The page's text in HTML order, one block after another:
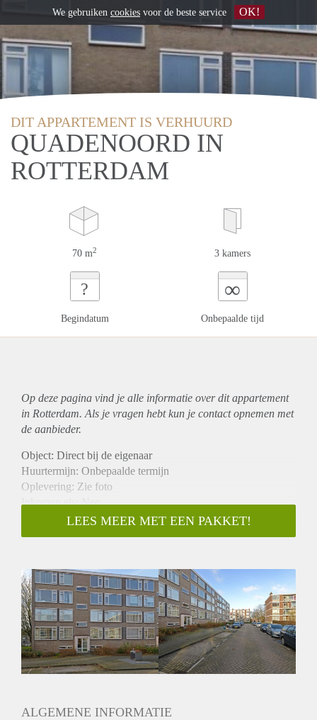
DIT APPARTEMENT IS VERHUURD
QUADENOORD IN
ROTTERDAM
70 m2 3 kamers
?
Begindatum
∞
Onbepaalde tijd
Op deze pagina vind je alle informatie over ditappartement
in Rotterdam. Als je vragen hebt kun je contact opnemen met
de aanbieder.
Object: Direct bij de eigenaar
Huurtermijn: Onbepaalde termijn
Oplevering: Zie foto
Inkomen eis: Nee
Garantiestelling mogelijk: Nee
Borg: 1 Maand
Huisdieren toegestaan: Afhankelijk van de Eigenaar
Huurtoeslag grens: Ja
Geschikt voor studenten: Afhankelijk van de Eigenaar
LEES MEER MET EEN PAKKET!
ALGEMENE INFORMATIE
We gebruiken cookies voor de beste service OK!